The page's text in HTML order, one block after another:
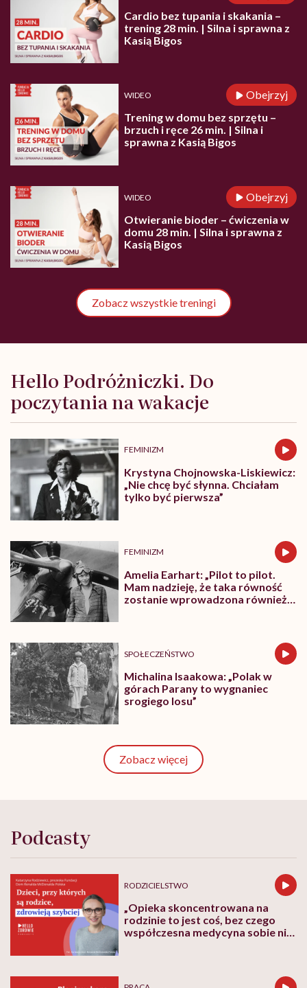
Cardio bez tupania i skakania –
trening 28 min. | Silna i sprawna z
Kasią Bigos
WIDEO
Obejrzyj
Trening w domu bez sprzętu –
brzuch i ręce 26 min. | Silna i
sprawna z Kasią Bigos
WIDEO
Obejrzyj
Otwieranie bioder – ćwiczenia w
domu 28 min. | Silna i sprawna z
Kasią Bigos
Zobacz wszystkie treningi
Hello Podróżniczki. Do
poczytania na wakacje
FEMINIZM
Krystyna Chojnowska-Liskiewicz:
„Nie chcę być słynna. Chciałam
tylko być pierwsza”
FEMINIZM
Amelia Earhart: „Pilot to pilot.
Mam nadzieję, że taka równość
zostanie wprowadzona również
SPOŁECZEŃSTWO
Michalina Isaakowa: „Polak w
górach Parany to wygnaniec
srogiego losu”
Zobacz więcej
Podcasty
RODZICIELSTWO
„Opieka skoncentrowana na
rodzinie to jest coś, bez czego
współczesna medycyna sobie nie